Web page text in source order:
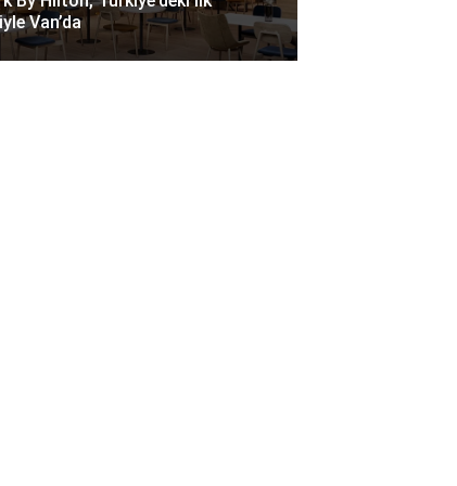
Van’da